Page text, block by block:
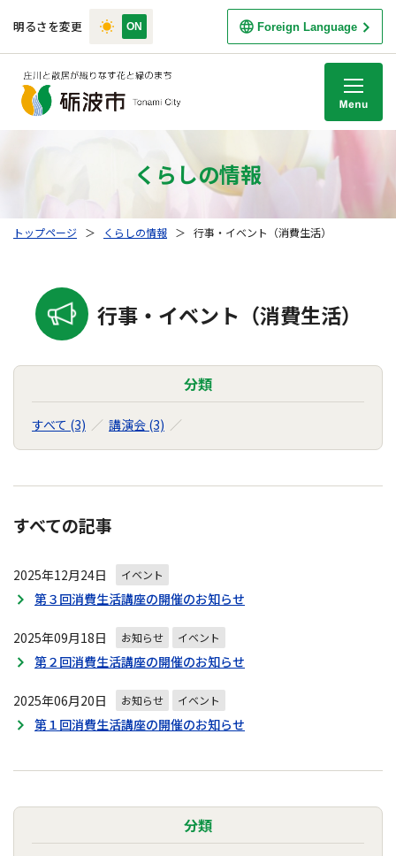
明るさを変更 Foreign Language
くらしの情報
トップページ ＞ くらしの情報 ＞ 行事・イベント（消費生活）
行事・イベント（消費生活）
分類
すべて (3) 講演会 (3)
すべての記事
2025年12月24日 イベント
第３回消費生活講座の開催のお知らせ
2025年09月18日 お知らせ イベント
第２回消費生活講座の開催のお知らせ
2025年06月20日 お知らせ イベント
第１回消費生活講座の開催のお知らせ
分類